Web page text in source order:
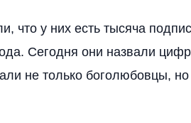
что у них есть тысяча
Сегодня они назвали
не только боголюбовцы,